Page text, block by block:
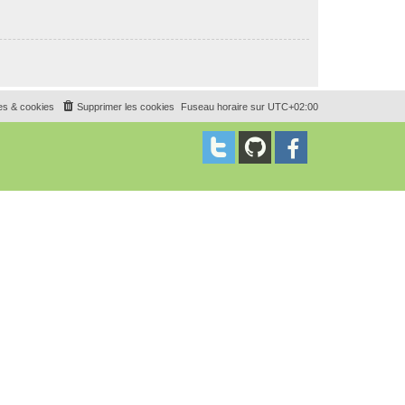
Fuseau horaire sur UTC+02:00
Supprimer les cookies
& cookies